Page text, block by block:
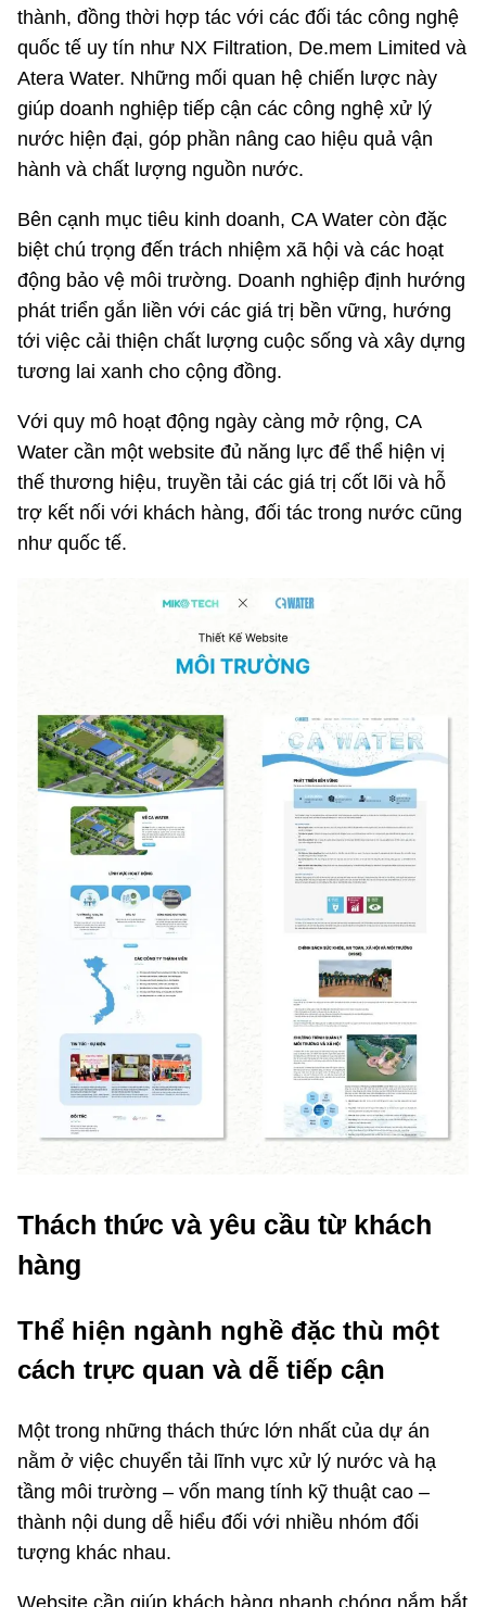
thành, đồng thời hợp tác với các đối tác công nghệ
quốc tế uy tín như NX Filtration, De.mem Limited và
Atera Water. Những mối quan hệ chiến lược này
giúp doanh nghiệp tiếp cận các công nghệ xử lý
nước hiện đại, góp phần nâng cao hiệu quả vận
hành và chất lượng nguồn nước.
Bên cạnh mục tiêu kinh doanh, CA Water còn đặc
biệt chú trọng đến trách nhiệm xã hội và các hoạt
động bảo vệ môi trường. Doanh nghiệp định hướng
phát triển gắn liền với các giá trị bền vững, hướng
tới việc cải thiện chất lượng cuộc sống và xây dựng
tương lai xanh cho cộng đồng.
Với quy mô hoạt động ngày càng mở rộng, CA
Water cần một website đủ năng lực để thể hiện vị
thế thương hiệu, truyền tải các giá trị cốt lõi và hỗ
trợ kết nối với khách hàng, đối tác trong nước cũng
như quốc tế.
Thách thức và yêu cầu từ khách
hàng
Thể hiện ngành nghề đặc thù một
cách trực quan và dễ tiếp cận
Một trong những thách thức lớn nhất của dự án
nằm ở việc chuyển tải lĩnh vực xử lý nước và hạ
tầng môi trường – vốn mang tính kỹ thuật cao –
thành nội dung dễ hiểu đối với nhiều nhóm đối
tượng khác nhau.